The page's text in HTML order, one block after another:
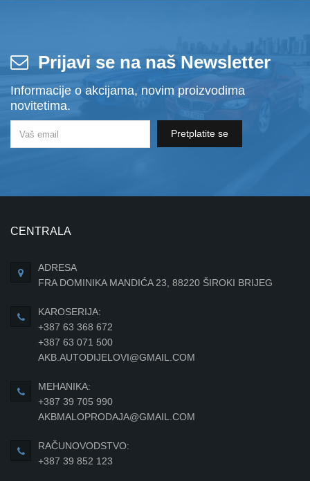
Prijavi se na naš Newsletter
Informacije o akcijama, novim proizvodima
novitetima.
Pretplatite se
CENTRALA
ADRESA
FRA DOMINIKA MANDIĆA 23, 88220 ŠIROKI BRIJEG
KAROSERIJA:
+387 63 368 672
+387 63 071 500
AKB.AUTODIJELOVI@GMAIL.COM
MEHANIKA:
+387 39 705 990
AKBMALOPRODAJA@GMAIL.COM
RAČUNOVODSTVO:
+387 39 852 123